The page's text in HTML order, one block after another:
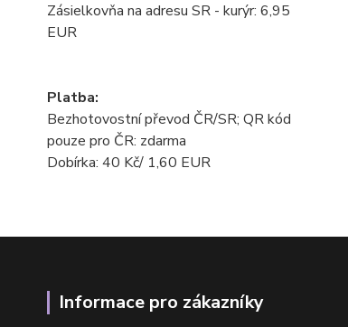
Zásielkovňa na adresu SR - kurýr: 6,95
EUR
Platba:
Bezhotovostní převod ČR/SR; QR kód
pouze pro ČR: zdarma
Dobírka: 40 Kč/ 1,60 EUR
Informace pro zákazníky